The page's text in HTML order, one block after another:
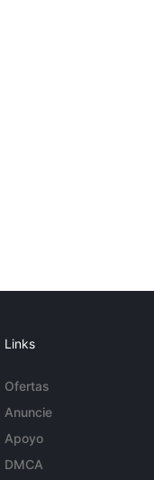
Links
Ofertas
Anuncie
Apoyo
DMCA